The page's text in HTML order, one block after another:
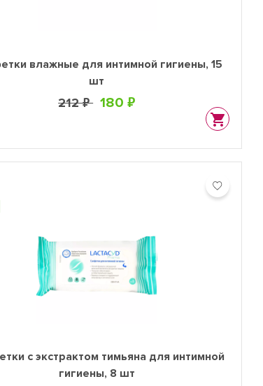
влажные для интимной гигиены, 15
шт
212 ₽ 180 ₽
с экстрактом тимьяна для интимной
гигиены, 8 шт